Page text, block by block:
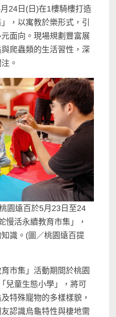
24日(日)在1樓騎樓打造
，以寓教於樂形式，引
面向。現場規劃豐富展
爬蟲類的生活習性，深
。
園遠百於5月23日至24
慢活永續教育市集」，
識。(圖／桃園遠百提
市集」活動期間於桃園
兒童生態小學」，將可
特殊寵物的多樣樣貌，
認識烏龜特性與棲地需